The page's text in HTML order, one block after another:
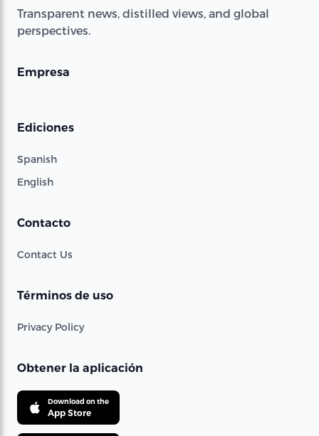
Transparent news, distilled views, and global
perspectives.
Empresa
Ediciones
Spanish
English
Contacto
Contact Us
Términos de uso
Privacy Policy
Obtener la aplicación
Download on the
App Store